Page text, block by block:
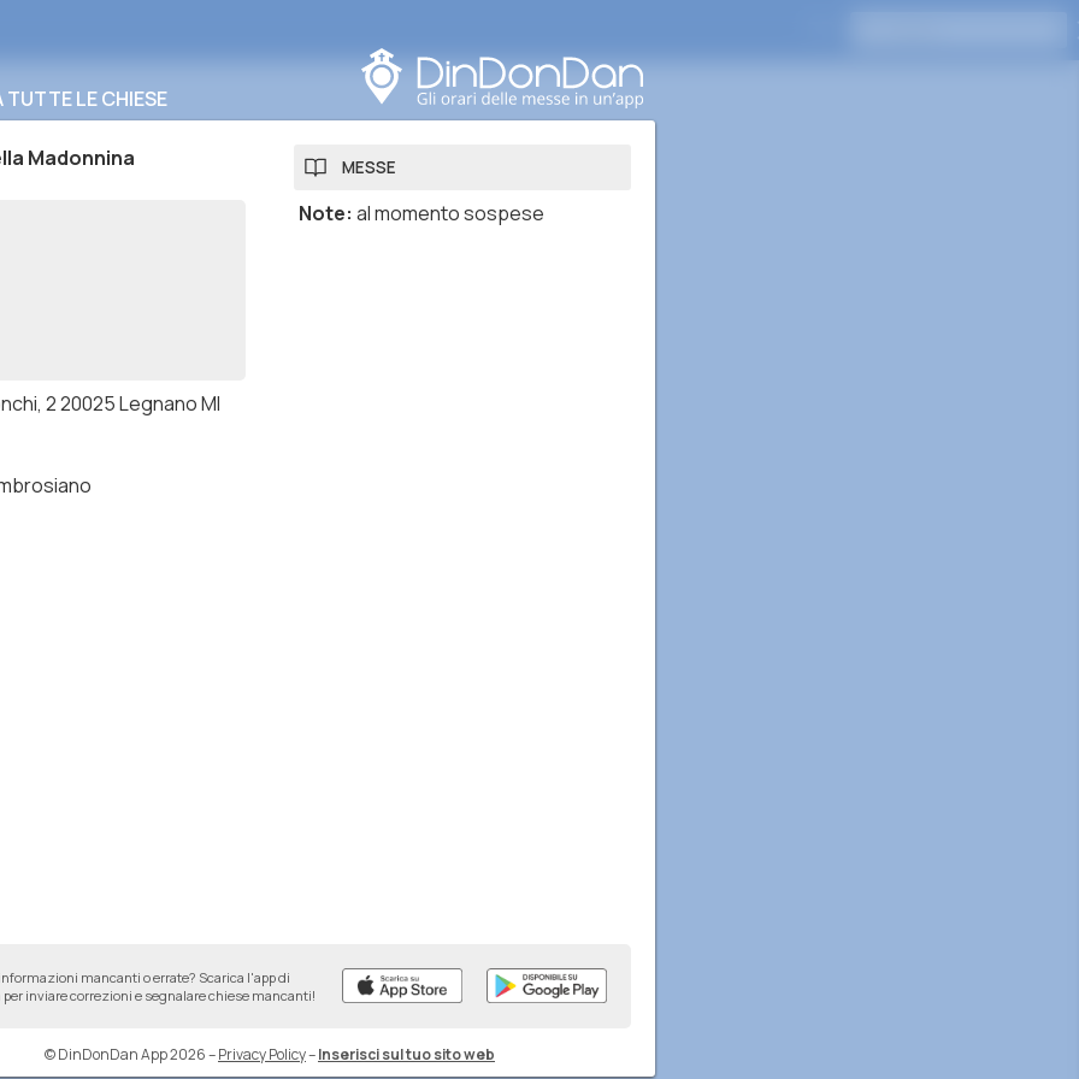
LE CHIESE
Madonnina
2 20025 Legnano MI
MESSE
Note: al momento sospese
mancanti o errate? Scarica l'app di
per inviare correzioni e segnalare chiese mancanti!
© DinDonDan App 2026–Privacy Policy–Inserisci sul tuo sito web